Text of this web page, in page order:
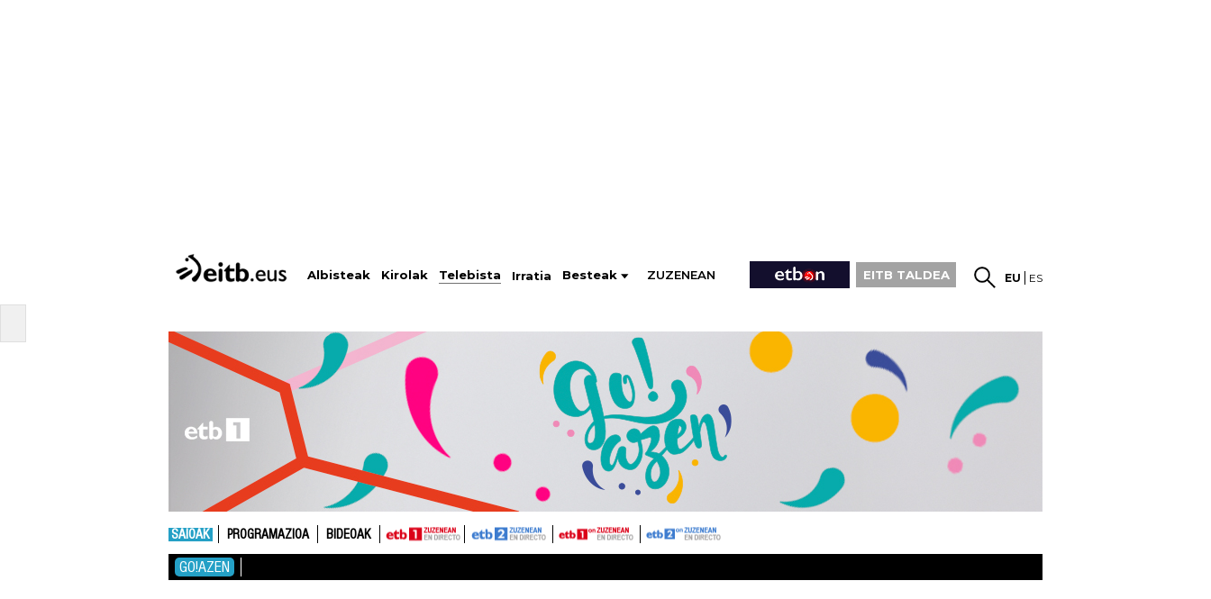
Albisteak Kirolak Telebista Irratia Besteak ZUZENEAN EITB TALDEA EU ES
SAIOAK PROGRAMAZIOA BIDEOAK
GO!AZEN